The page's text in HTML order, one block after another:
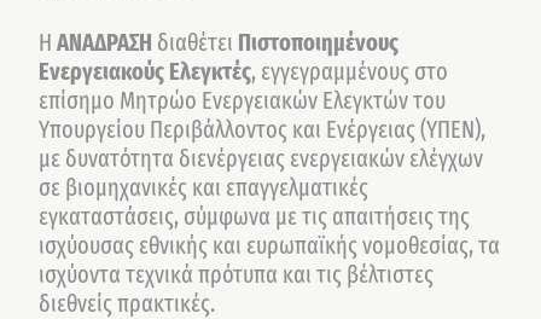
Η ΑΝΑΔΡΑΣΗ διαθέτει Πιστοποιημένους
Ενεργειακούς Ελεγκτές, εγγεγραμμένους στο
επίσημο Μητρώο Ενεργειακών Ελεγκτών του
Υπουργείου Περιβάλλοντος και Ενέργειας (ΥΠΕΝ),
με δυνατότητα διενέργειας ενεργειακών ελέγχων
σε βιομηχανικές και επαγγελματικές
εγκαταστάσεις, σύμφωνα με τις απαιτήσεις της
ισχύουσας εθνικής και ευρωπαϊκής νομοθεσίας, τα
ισχύοντα τεχνικά πρότυπα και τις βέλτιστες
διεθνείς πρακτικές.